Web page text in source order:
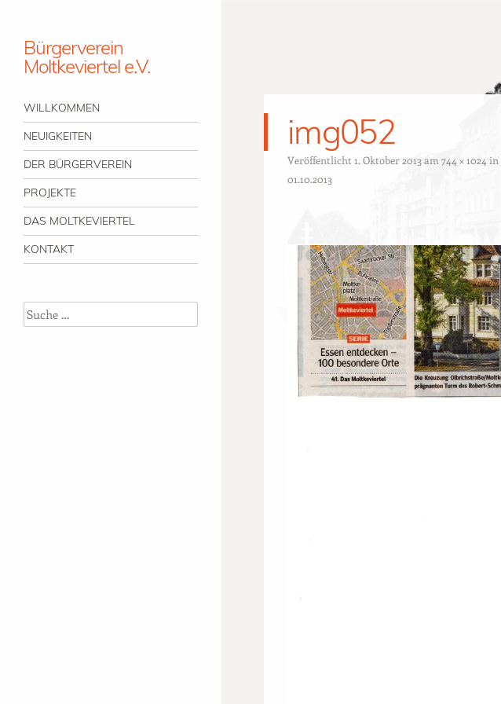
Bürgerverein
Moltkeviertel e.V.
Menü
Zum Inhalt springen
WILLKOMMEN
NEUIGKEITEN
DER BÜRGERVEREIN
PROJEKTE
DAS MOLTKEVIERTEL
KONTAKT
img052
Veröffentlicht 1. Oktober 2013am 744 × 1024 in
01.10.2013
Suche